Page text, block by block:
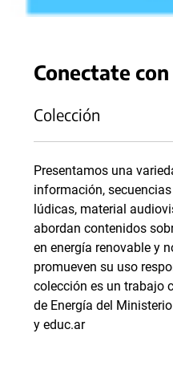
Conectate
Colección
Presentamos una
información,
lúdicas, material
abordan contenidos
en energía renovable y
promueven su uso
colección es un trabajo
de Energía del
y educ.ar